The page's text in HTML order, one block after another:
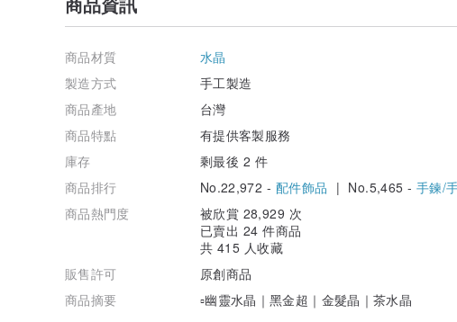
✼ 金髮晶
- 帶來沉穩的防護守護能量，守護日常平安。
- 守護周圍磁場，陪伴減少外在環境雜訊干擾，維持內在力量飽滿。
｜購買須知｜
＊水晶能量為寓意象徵，如有身體不適請盡速就醫。
＊Crystal Elf 皆使用天然水晶，因此每條手鍊的水晶獨一無二，不
礦缺、黑點雜質為天然之現象，介意者請斟酌購買。
＊照片由 iPhone 16 無調色濾鏡拍攝｜室內自然光
＊手圍若無特別註記，一率製作為合手。
＊手鍊會配合手圍做細微調整。
＊實際商品會因每批水晶、配飾材料不同略有些微差距。
＊寄出前皆會傳送照片給買家確認，無提供退換服務。
＊保固：
① 持有我們的背卡，將享有一年內免費換線服務（需自付來回運費
② 14K 包金飾品褪色可寄回更換（酌收工本材料費及來回運費）。
商品材質
水晶
製造方式
手工製造
商品產地
台灣
商品特點
有提供客製服務
庫存
剩最後 2 件
商品排行
No.22,972 - 配件飾品 | No.5,465 -手鍊/
商品熱門度
被欣賞 28,929 次
已賣出 24 件商品
共 415 人收藏
販售許可
原創商品
商品摘要
▫️幽靈水晶｜黑金超｜金髮晶｜茶水晶